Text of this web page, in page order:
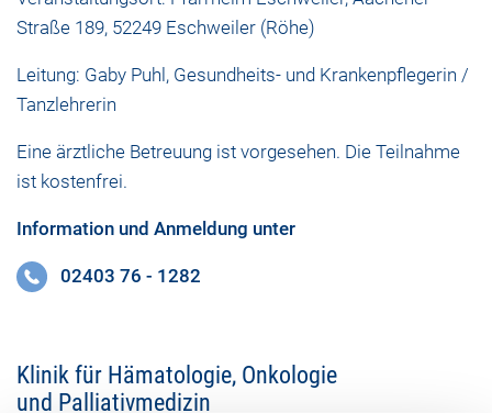
Straße 189, 52249 Eschweiler (Röhe)
Leitung: Gaby Puhl, Gesundheits- und Krankenpflegerin /
Tanzlehrerin
Eine ärztliche Betreuung ist vorgesehen. Die Teilnahme
ist kostenfrei.
Information und Anmeldung unter
02403 76 - 1282
Klinik für Hämatologie, Onkologie
und Palliativmedizin